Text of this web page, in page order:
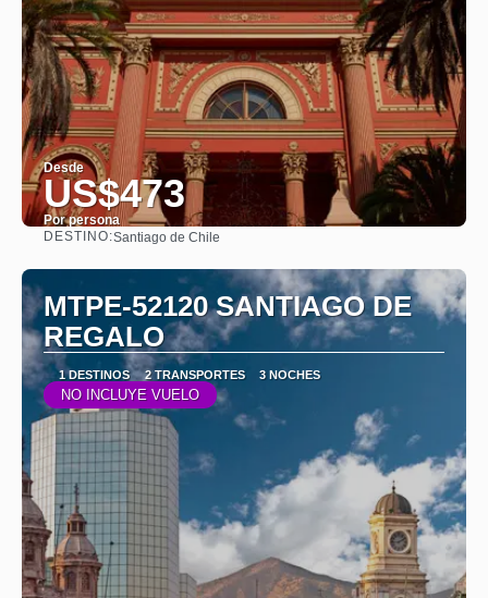
Desde
US$473
Por persona
DESTINO:Santiago de Chile
MTPE-52120 SANTIAGO DE
REGALO
1 DESTINOS 2 TRANSPORTES 3 NOCHES
NO INCLUYE VUELO